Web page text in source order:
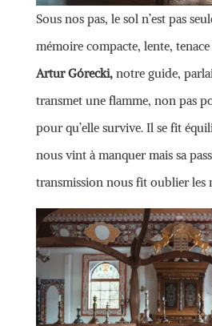
Sous nos pas, le sol n’est pas
mémoire compacte, lente,
Artur Górecki,notre guide,
transmet une flamme, non pas
pour qu’elle survive. Il se fit
nous vint à manquer mais sa
transmission nous fit oublier les